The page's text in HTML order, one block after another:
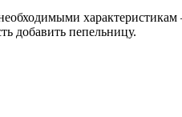
добавить пепельницу.